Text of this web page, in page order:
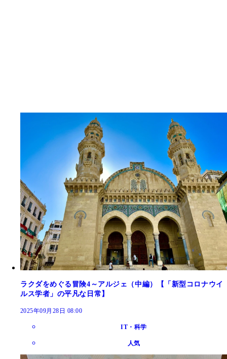
ラクダをめぐる冒険4～アルジェ（中編）【「新型コロナウイ
ルス学者」の平凡な日常】
2025年09月28日 08:00
IT・科学
人気